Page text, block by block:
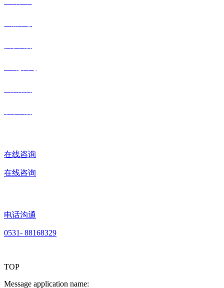
在线咨询
在线咨询
电话沟通
0531- 88168329
TOP
Message application name: